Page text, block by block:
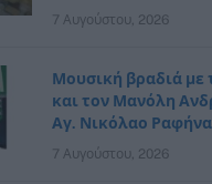
7 Αυγούστου, 2026
Μουσική βραδιά με
και τον Μανόλη
Αγ. Νικόλαο
7 Αυγούστου, 2026